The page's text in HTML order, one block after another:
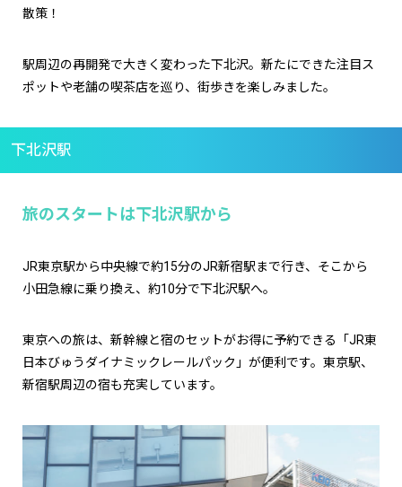
散策！
駅周辺の再開発で大きく変わった下北沢。新たにできた注目ス
ポットや老舗の喫茶店を巡り、街歩きを楽しみました。
下北沢駅
旅のスタートは下北沢駅から
JR東京駅から中央線で約15分のJR新宿駅まで行き、そこから
小田急線に乗り換え、約10分で下北沢駅へ。
東京への旅は、新幹線と宿のセットがお得に予約できる「JR東
日本びゅうダイナミックレールパック」が便利です。東京駅、
新宿駅周辺の宿も充実しています。